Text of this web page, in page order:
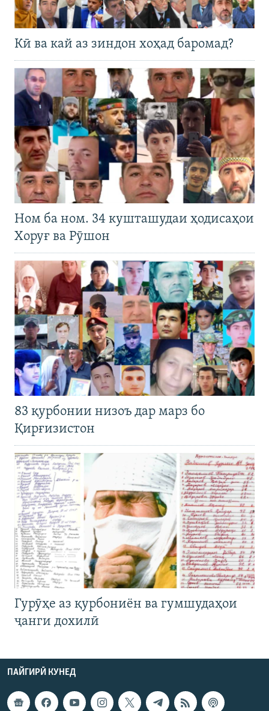
Кӣ ва кай аз зиндон хоҳад баромад?
Ном ба ном. 34 кушташудаи ҳодисаҳои
Хоруғ ва Рӯшон
83 қурбонии низоъ дар марз бо
Қирғизистон
Гурӯҳе аз қурбониён ва гумшудаҳои
ҷанги дохилӣ
ПАЙГИРӢ КУНЕД